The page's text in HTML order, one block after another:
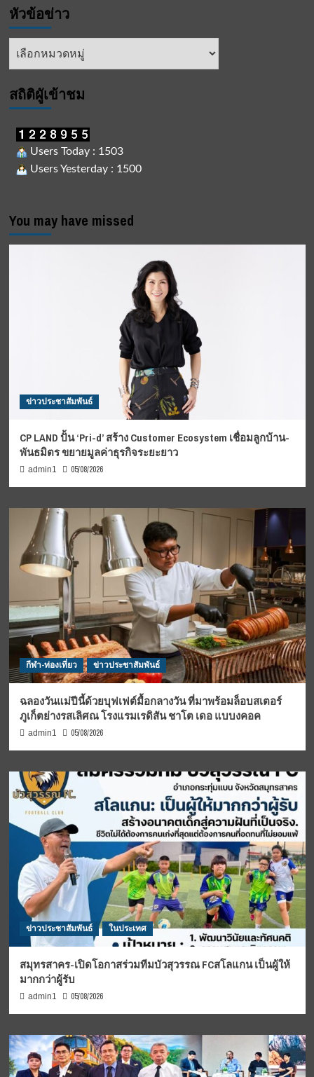
หัวข้อข่าว
หัวข้อ
สถิติผูัเข้าชม
Users Today : 1503
Users Yesterday : 1500
You may have missed
ข่าวประชาสัมพันธ์
CP LAND ปั้น ‘Pri-d’ สร้าง Customer Ecosystem เชื่อมลูกบ้าน-
พันธมิตร ขยายมูลค่าธุรกิจระยะยาว
admin1 05/08/2026
กีฬา-ท่องเที่ยว ข่าวประชาสัมพันธ์
ฉลองวันแม่ปีนี้ด้วยบุฟเฟต์มื้อกลางวัน ที่มาพร้อมล็อบสเตอร์
ภูเก็ตย่างรสเลิศณ โรงแรมเรดิสัน ชาโต เดอ แบบงคอค
admin1 05/08/2026
ข่าวประชาสัมพันธ์ ในประเทศ
สมุทรสาคร-เปิดโอกาสร่วมทีมบัวสุวรรณ FCสโลแกน เป็นผู้ให้
มากกว่าผู้รับ
admin1 05/08/2026